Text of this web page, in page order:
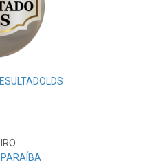
PARAÍBA